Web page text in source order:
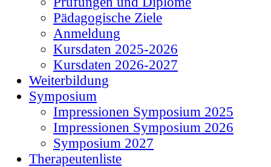
Pädagogische Ziele
Anmeldung
Kursdaten 2025-2026
Kursdaten 2026-2027
Weiterbildung
Symposium
Impressionen Symposium 2025
Impressionen Symposium 2026
Symposium 2027
Therapeutenliste